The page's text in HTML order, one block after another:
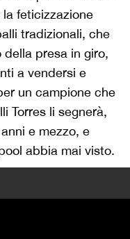
feticizzazione
tradizionali, che
della presa in giro,
a vendersi e
un campione che
Torres li segnerà,
e mezzo, e
abbia mai visto.